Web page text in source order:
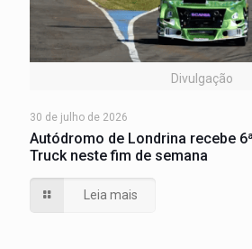
Divulgação
30 de julho de 2026
Autódromo de Londrina recebe
Truck neste fim de semana
Leia mais